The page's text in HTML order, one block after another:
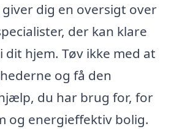
dig en oversigt over
der kan klare
hjem. Tøv ikke med at
og få den
du har brug for, for
og energieffektiv bolig.